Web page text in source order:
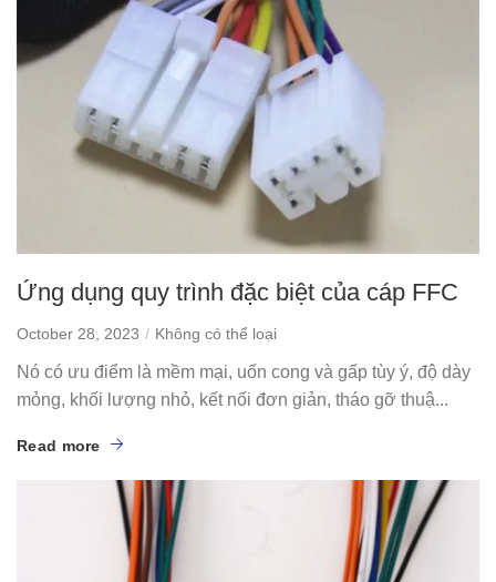
Ứng dụng quy trình đặc biệt của cáp FFC
October 28, 2023 Không có thể loại
Nó có ưu điểm là mềm mại, uốn cong và gấp tùy ý, độ dày
mỏng, khối lượng nhỏ, kết nối đơn giản, tháo gỡ thuậ...
Read more